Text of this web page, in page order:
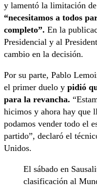
y lamentó la limitación
“necesitamos a todos
completo”. En la
Presidencial y al
cambio en la decisión.
Por su parte, Pablo
el primer duelo y pidió
para la revancha.
hicimos y ahora hay que
podamos vender todo el
partido”, declaró el
Unidos.
El sábado en
clasificación al